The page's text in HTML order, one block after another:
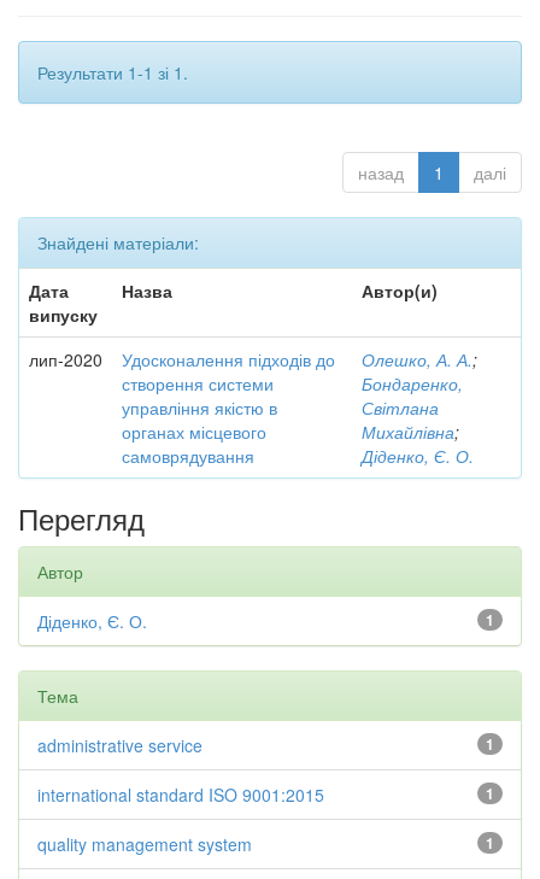
Результати 1-1 зі 1.
назад 1 далі
Знайдені матеріали:
Дата
випуску
Назва Автор(и)
лип-2020
Удосконалення підходів до
створення системи
управління якістю в
органах місцевого
самоврядування
Олешко, А. А.;
Бондаренко,
Світлана
Михайлівна;
Діденко, Є. О.
Перегляд
Автор
1
Діденко, Є. О.
Тема
1
administrative service
1
international standard ISO 9001:2015
1
quality management system